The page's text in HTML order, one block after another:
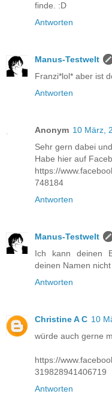
finde. :D
Antworten
Manus-Testwelt
Franzi*lol* aber ist
Antworten
Anonym 10 März,
Sehr gern dabei
Habe hier auf
https://
748184
Antworten
Manus-Testwelt
Ich kann deinen
deinen Namen nicht
Antworten
Christine A C 10
würde auch gerne
https://
319828941406719
Antworten